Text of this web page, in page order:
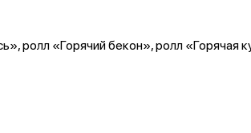
ролл «Горячий бекон», ролл «Горячая